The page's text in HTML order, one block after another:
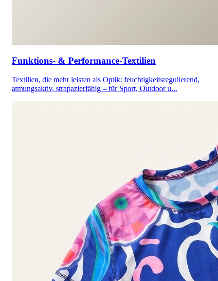
Funktions- & Performance-Textilien
Textilien, die mehr leisten als Optik: feuchtigkeitsregulierend,
atmungsaktiv, strapazierfähig – für Sport, Outdoor u...